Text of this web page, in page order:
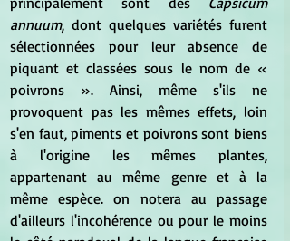
annuum, dont quelques variétés furent
sélectionnées pour leur absence de
piquant et classées sous le nom de «
poivrons ». Ainsi, même s'ils ne
provoquent pas les mêmes effets, loin
s'en faut, piments et poivrons sont biens
à l'origine les mêmes plantes,
appartenant au même genre et à la
même espèce. on notera au passage
d'ailleurs l'incohérence ou pour le moins